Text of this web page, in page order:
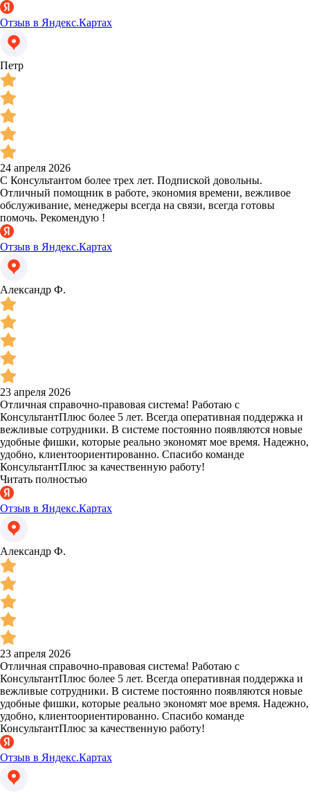
Отзыв в Яндекс.Картах
Петр
24 апреля 2026
С Консультантом более трех лет. Подпиской довольны.
Отличный помощник в работе, экономия времени, вежливое
обслуживание, менеджеры всегда на связи, всегда готовы
помочь. Рекомендую !
Отзыв в Яндекс.Картах
Александр Ф.
23 апреля 2026
Отличная справочно-правовая система! Работаю с
КонсультантПлюс более 5 лет. Всегда оперативная поддержка и
вежливые сотрудники. В системе постоянно появляются новые
удобные фишки, которые реально экономят мое время. Надежно,
удобно, клиентоориентированно. Спасибо команде
КонсультантПлюс за качественную работу!
Читать полностью
Отзыв в Яндекс.Картах
Александр Ф.
23 апреля 2026
Отличная справочно-правовая система! Работаю с
КонсультантПлюс более 5 лет. Всегда оперативная поддержка и
вежливые сотрудники. В системе постоянно появляются новые
удобные фишки, которые реально экономят мое время. Надежно,
удобно, клиентоориентированно. Спасибо команде
КонсультантПлюс за качественную работу!
Отзыв в Яндекс.Картах